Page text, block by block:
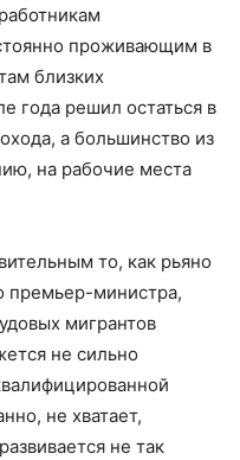
проживающим в
близких
года решил остаться в
а большинство из
на рабочие места
то, как рьяно
премьер-министра,
мигрантов
не сильно
не хватает,
не так